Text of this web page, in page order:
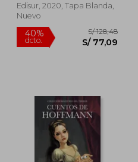
Edisur, 2020, Tapa Blanda,
Nuevo
40%
dcto.